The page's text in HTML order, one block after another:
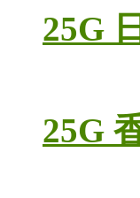
25G
25G